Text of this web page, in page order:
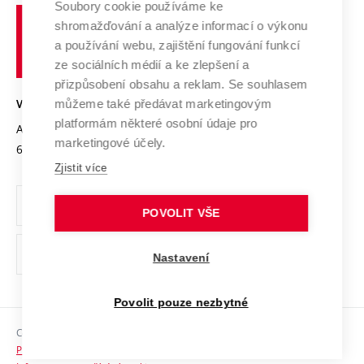
Výzkumné infrastruktury
Transfer znalostí
Open Science
Projekty
Projekty ze strukturálních fondů
Specifický výzkum
Spolupráce se školami
Mezinárodní dohody
Univerzitní sítě
Udržitelná univerzita
Podnikavá univerzita / ContriBUTe
Bezpečná univerzita
Vyznamenání
Organizační struktura
Ochrana osobních údajů
odkaz)
Sociální bezpečí
učení
technické
Brně
VYSOKÉ UČENÍ TECHNICKÉ V BRNĚ
Antonínská 548/1
602 00 Brno
www.vut.cz
vut@vutbr.cz
Copyright © 2026 VUT
Prohlášení o přístupnosti
Soubory cookie používáme ke
shromažďování a analýze informací o výkonu
a používání webu, zajištění fungování funkcí
ze sociálních médií a ke zlepšení a
přizpůsobení obsahu a reklam. Se souhlasem
můžeme také předávat marketingovým
platformám některé osobní údaje pro
marketingové účely.
Zjistit více
POVOLIT VŠE
Nastavení
Povolit pouze nezbytné